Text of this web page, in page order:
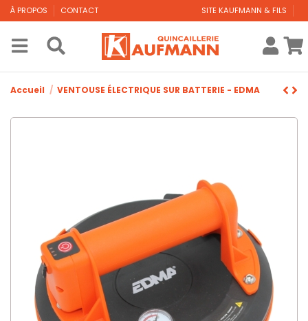
À PROPOS CONTACT SITE KAUFMANN & FILS
Accueil VENTOUSE ÉLECTRIQUE SUR BATTERIE - EDMA